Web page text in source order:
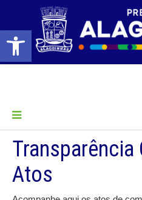
Barra de Ferramentas Aberta
Transparência
Atos